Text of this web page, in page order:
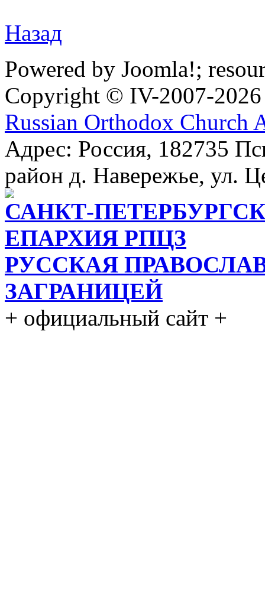
Назад
Powered by Joomla!;
Copyright © IV-2007-2026
Russian Orthodox Church
Адрес: Россия, 182735
район д. Навережье, ул.
САНКТ-
ЕПАРХИЯ РПЦЗ
РУССКАЯ
ЗАГРАНИЦЕЙ
+ официальный сайт +